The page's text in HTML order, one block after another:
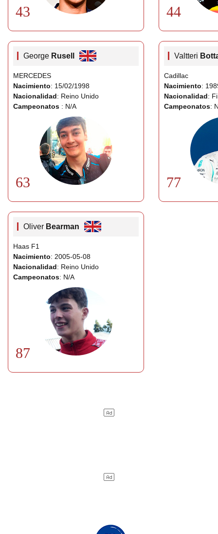
43 44
George Rusell
MERCEDES
Nacimiento: 15/02/1998
Nacionalidad: Reino Unido
Campeonatos : N/A
63
Valtteri
Cadillac
Nacimiento:
Nacionalidad:
Campeonatos:
77
Oliver Bearman
Haas F1
Nacimiento: 2005-05-08
Nacionalidad: Reino Unido
Campeonatos: N/A
87